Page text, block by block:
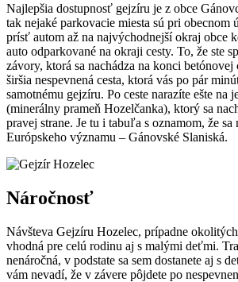
Najlepšia dostupnosť gejzíru je z obce
tak nejaké parkovacie miesta sú pri obecnom
prísť autom až na najvýchodnejší okraj obce
auto odparkované na okraji cesty. To, že ste
závory, ktorá sa nachádza na konci betónovej
širšia nespevnená cesta, ktorá vás po pár
samotnému gejzíru. Po ceste narazíte ešte na
(minerálny prameň Hozelčanka), ktorý sa
pravej strane. Je tu i tabuľa s oznamom, že sa
Európskeho významu – Gánovské Slaniská.
Náročnosť
Návšteva Gejzíru Hozelec, prípadne
vhodná pre celú rodinu aj s malými deťmi.
nenáročná, v podstate sa sem dostanete aj s
vám nevadí, že v závere pôjdete po